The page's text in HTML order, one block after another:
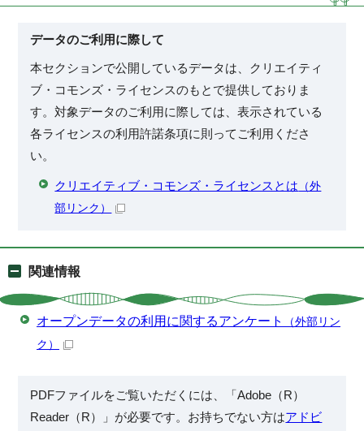
データのご利用に際して
本セクションで公開しているデータは、クリエイティ
ブ・コモンズ・ライセンスのもとで提供しておりま
す。対象データのご利用に際しては、表示されている
各ライセンスの利用許諾条項に則ってご利用くださ
い。
クリエイティブ・コモンズ・ライセンスとは （外
部リンク）
関連情報
オープンデータの利用に関するアンケート
（外部リン
ク）
PDFファイルをご覧いただくには、「Adobe（R）
Reader（R）」が必要です。お持ちでない方はアドビ